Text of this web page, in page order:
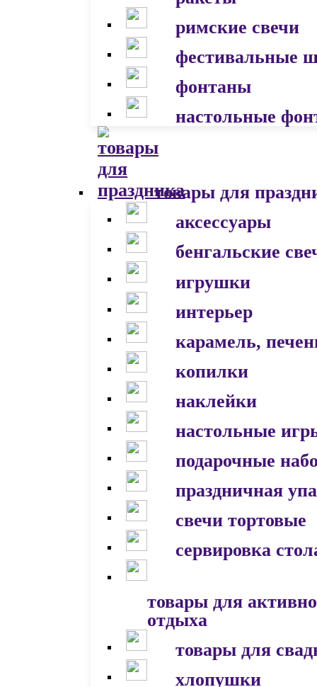
римские свечи
фестивальные
фонтаны
настольные
товары для
аксессуары
бенгальские
игрушки
интерьер
карамель,
копилки
наклейки
настольные
подарочные
праздничная
свечи тортовые
сервировка
товары для
отдыха
товары для
хлопушки